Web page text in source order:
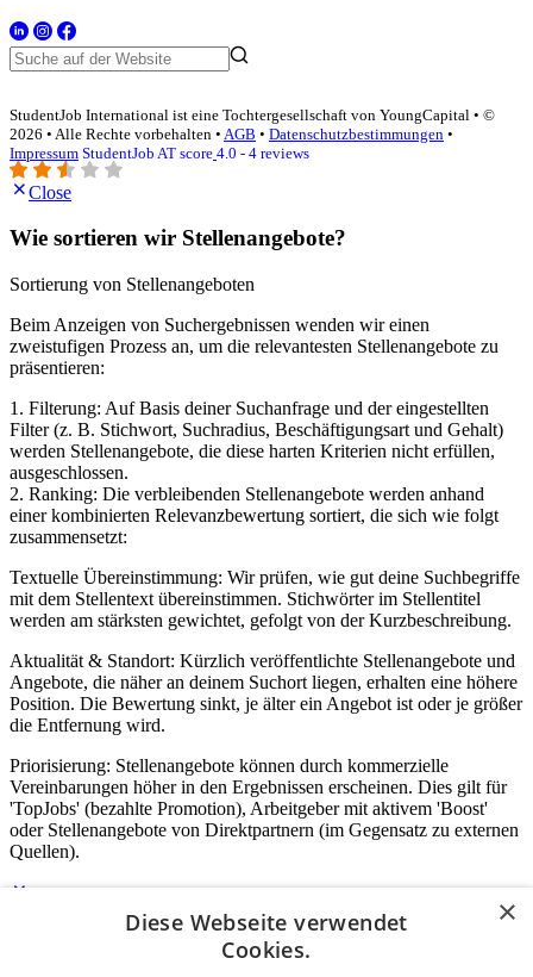
StudentJob International ist eine Tochtergesellschaft von YoungCapital • ©
2026 • Alle Rechte vorbehalten • AGB • Datenschutzbestimmungen •
Impressum StudentJob AT score 4.0 - 4 reviews
Close
Wie sortieren wir Stellenangebote?
Sortierung von Stellenangeboten
Beim Anzeigen von Suchergebnissen wenden wir einen
zweistufigen Prozess an, um die relevantesten Stellenangebote zu
präsentieren:
1. Filterung: Auf Basis deiner Suchanfrage und der eingestellten
Filter (z. B. Stichwort, Suchradius, Beschäftigungsart und Gehalt)
werden Stellenangebote, die diese harten Kriterien nicht erfüllen,
ausgeschlossen.
2. Ranking: Die verbleibenden Stellenangebote werden anhand
einer kombinierten Relevanzbewertung sortiert, die sich wie folgt
zusammensetzt:
Textuelle Übereinstimmung: Wir prüfen, wie gut deine Suchbegriffe
mit dem Stellentext übereinstimmen. Stichwörter im Stellentitel
werden am stärksten gewichtet, gefolgt von der Kurzbeschreibung.
Aktualität & Standort: Kürzlich veröffentlichte Stellenangebote und
Angebote, die näher an deinem Suchort liegen, erhalten eine höhere
Position. Die Bewertung sinkt, je älter ein Angebot ist oder je größer
die Entfernung wird.
Priorisierung: Stellenangebote können durch kommerzielle
Vereinbarungen höher in den Ergebnissen erscheinen. Dies gilt für
'TopJobs' (bezahlte Promotion), Arbeitgeber mit aktivem 'Boost'
oder Stellenangebote von Direktpartnern (im Gegensatz zu externen
Quellen).
Login für Unternehmen
×
Diese Webseite verwendet
Cookies.